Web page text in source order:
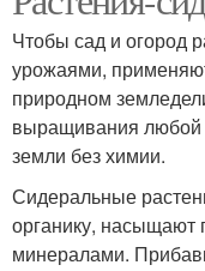
Чтобы сад и огород
урожаями,
природном
выращивания любой
земли без химии.
Сидеральные
органику, насыщают
минералами.